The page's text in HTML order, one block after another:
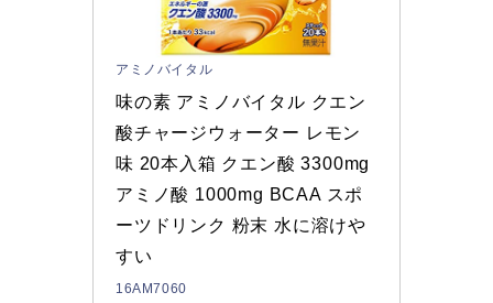
アミノバイタル
味の素 アミノバイタル クエン
酸チャージウォーター レモン
味 20本入箱 クエン酸 3300mg
アミノ酸 1000mg BCAA スポ
ーツドリンク 粉末 水に溶けや
すい
16AM7060